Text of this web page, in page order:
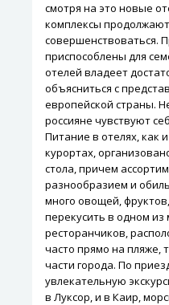
смотря на это новые
комплексы продолжают
совершенствоваться.
приспособлены для
отелей владеет
объясниться с
европейской страны.
россияне чувствуют
Питание в отелях, как
курортах,
стола, причем
разнообразием и
много овощей,
перекусить в одном из
ресторанчиков,
часто прямо на пляже,
части города. По
увлекательную
в Луксор, и в Каир,